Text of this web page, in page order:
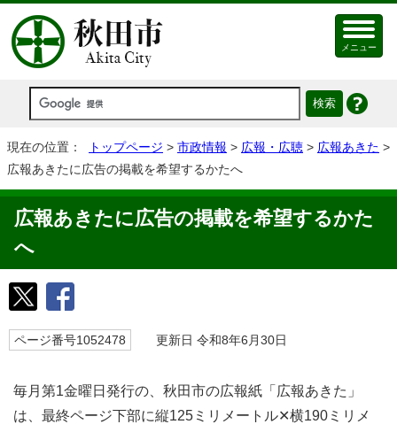
メニュー
現在の位置： トップページ > 市政情報 > 広報・広聴 > 広報あきた >
広報あきたに広告の掲載を希望するかたへ
広報あきたに広告の掲載を希望するかた
へ
ページ番号1052478 更新日 令和8年6月30日
毎月第1金曜日発行の、秋田市の広報紙「広報あきた」
は、最終ページ下部に縦125ミリメートル✕横190ミリメ